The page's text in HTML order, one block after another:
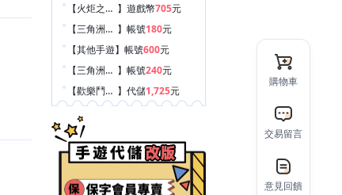
【火炬之光：無限 】 遊戲幣705元
【三角洲行動 】 帳號180元
【其他手遊】 帳號600元
【三角洲行動 】 帳號240元
【歡樂鬥地主 】 代儲1,725元
【天堂2M Lineage2M】 遊戲幣5,000
元
元
購物車
交易留言
意見回饋